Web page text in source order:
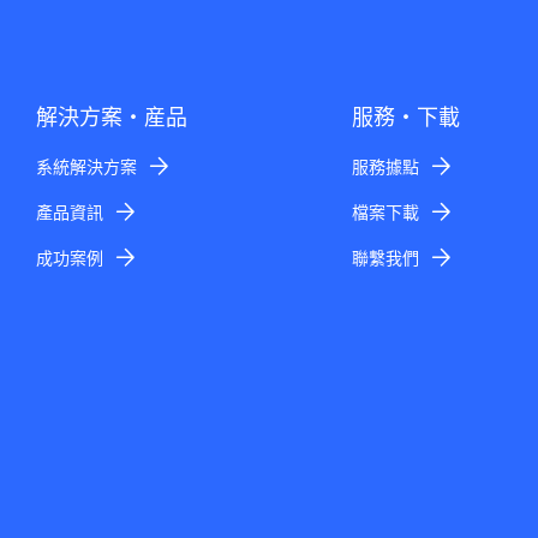
解決方案・産品
系統解決方案
產品資訊
成功案例
服務・下載
服務據點
檔案下載
聯繫我們